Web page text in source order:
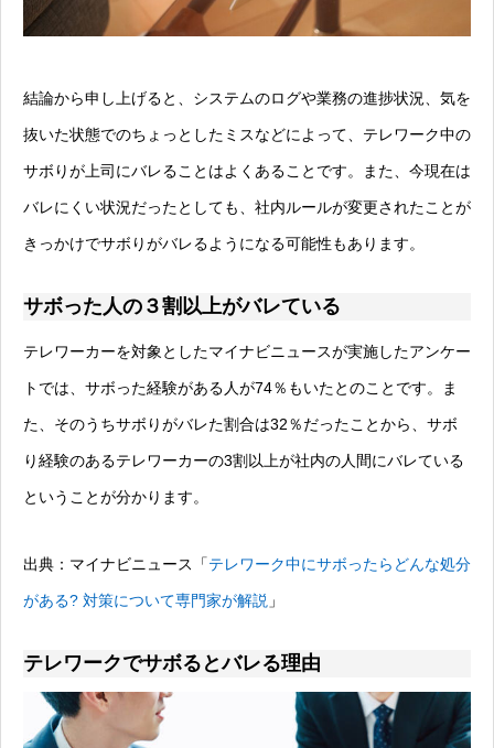
結論から申し上げると、システムのログや業務の進捗状況、気を
抜いた状態でのちょっとしたミスなどによって、テレワーク中の
サボりが上司にバレることはよくあることです。また、今現在は
バレにくい状況だったとしても、社内ルールが変更されたことが
きっかけでサボりがバレるようになる可能性もあります。
サボった人の３割以上がバレている
テレワーカーを対象としたマイナビニュースが実施したアンケー
トでは、サボった経験がある人が74％もいたとのことです。ま
た、そのうちサボりがバレた割合は32％だったことから、サボ
り経験のあるテレワーカーの3割以上が社内の人間にバレている
ということが分かります。
出典：マイナビニュース「テレワーク中にサボったらどんな処分
がある? 対策について専門家が解説 」
テレワークでサボるとバレる理由